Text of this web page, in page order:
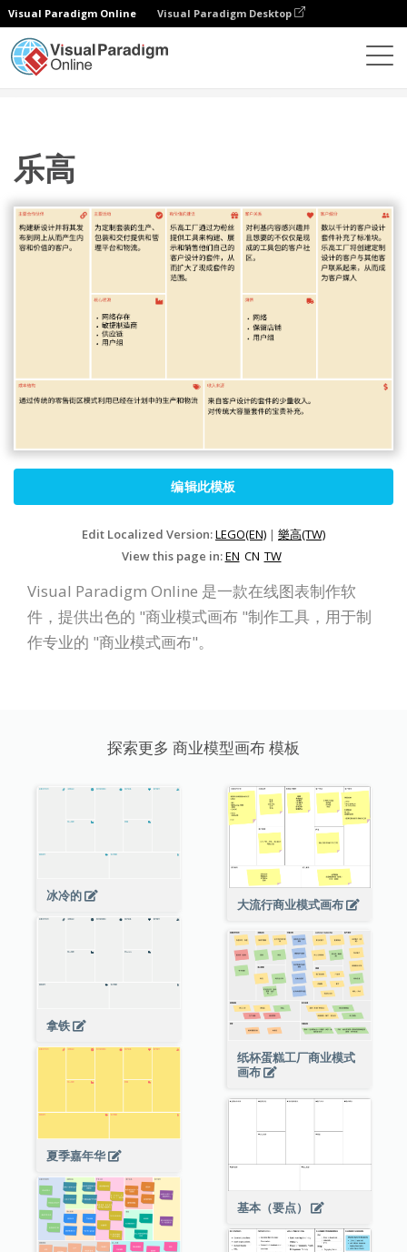
Visual Paradigm Online Visual Paradigm Desktop
乐高
编辑此模板
Edit Localized Version:LEGO(EN) | 樂高(TW)
View this page in:EN CN TW
Visual Paradigm Online 是一款在线图表制作软
件，提供出色的 "商业模式画布 "制作工具，用于制
作专业的 "商业模式画布"。
探索更多 商业模型画布 模板
冰冷的
大流行商业模式画布
拿铁
纸杯蛋糕工厂商业模式
画布
夏季嘉年华
基本（要点）